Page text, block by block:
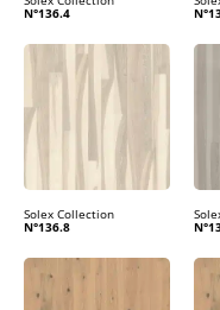
N°136.4
Solex Collection
N°136.8